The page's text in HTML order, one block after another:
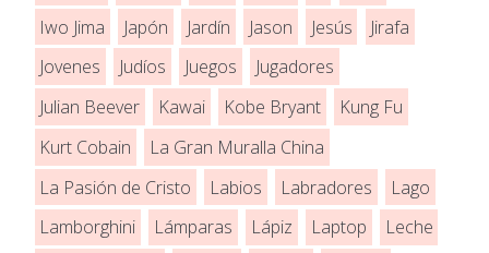
Iwo Jima
Japón Jardín Jason Jesús
Jirafa
Jovenes
Judíos Juegos
Jugadores
Julian Beever
Kawai Kobe Bryant
Kung Fu
Kurt Cobain
La Gran Muralla China
La Pasión de Cristo
Labios Labradores
Lago
Lamborghini
Lámparas Lápiz Laptop
Leche